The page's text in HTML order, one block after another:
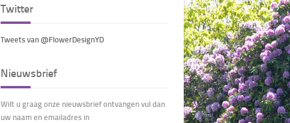
Twitter
Tweets van @FlowerDesignYD
Nieuwsbrief
Wilt u graag onze nieuwsbrief ontvangen vul dan
uw naam en emailadres in